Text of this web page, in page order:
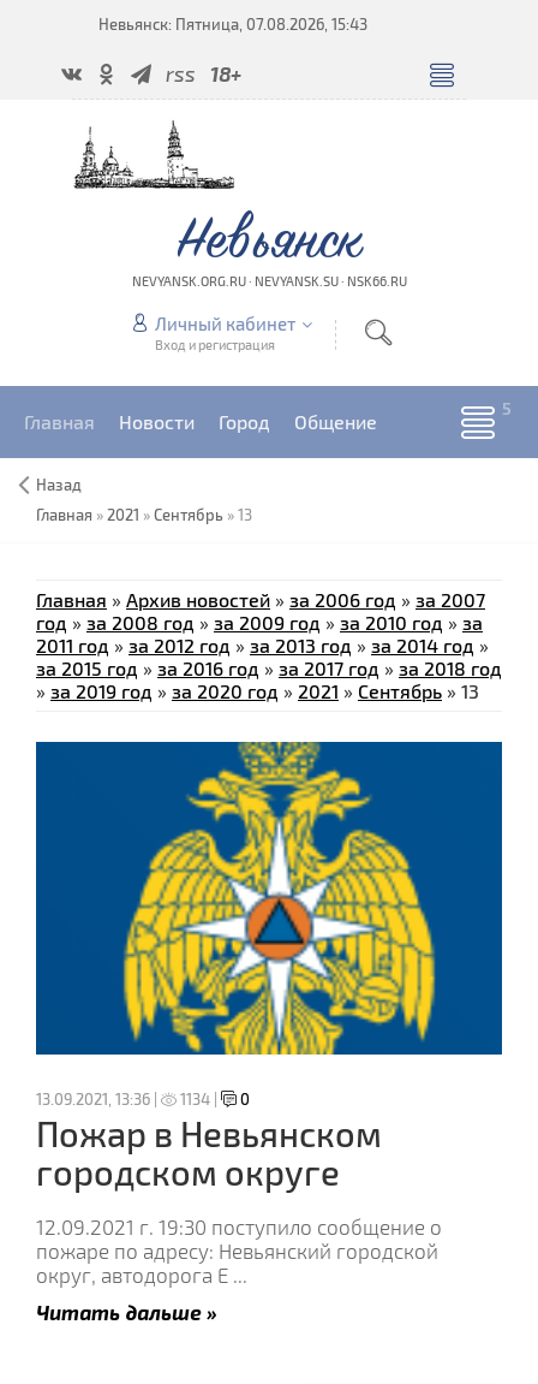
Невьянск: Пятница, 07.08.2026, 15:43
rss 18+
Невьянск
NEVYANSK.ORG.RU · NEVYANSK.SU · NSK66.RU
Личный кабинет
Вход и регистрация
Главная Новости Город Общение
Назад
Главная » 2021 »Сентябрь »13
Главная » Архив новостей » за 2006 год » за 2007
год » за 2008 год » за 2009 год » за 2010 год » за
2011 год » за 2012 год » за 2013 год » за 2014 год »
за 2015 год » за 2016 год » за 2017 год » за 2018 год
» за 2019 год » за 2020 год » 2021 » Сентябрь » 13
13.09.2021, 13:36 | 1134 | 0
Пожар в Невьянском
городском округе
12.09.2021 г. 19:30 поступило сообщение о
пожаре по адресу: Невьянский городской
округ, автодорога Е ...
Читать дальше »